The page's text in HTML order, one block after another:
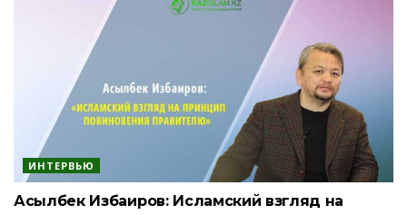
ИНТЕРВЬЮ
Асылбек Избаиров: Исламский взгляд на